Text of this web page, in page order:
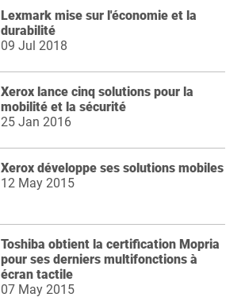
Lexmark mise sur l'économie et la
durabilité
09 Jul 2018
Xerox lance cinq solutions pour la
mobilité et la sécurité
25 Jan 2016
Xerox développe ses solutions mobiles
12 May 2015
Toshiba obtient la certification Mopria
pour ses derniers multifonctions à
écran tactile
07 May 2015